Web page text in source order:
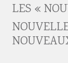
LES «